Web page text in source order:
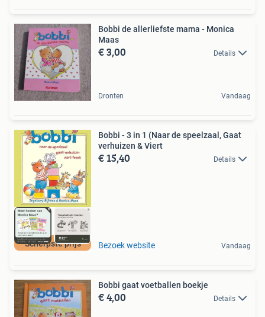
Bobbi de allerliefste mama - Monica
Maas
€ 3,00 Details
Dronten Vandaag
Scherpste prijs
Bobbi - 3 in 1 (Naar de speelzaal, Gaat
verhuizen & Viert
€ 15,40 Details
Bezoek website Vandaag
Bobbi gaat voetballen boekje
€ 4,00 Details